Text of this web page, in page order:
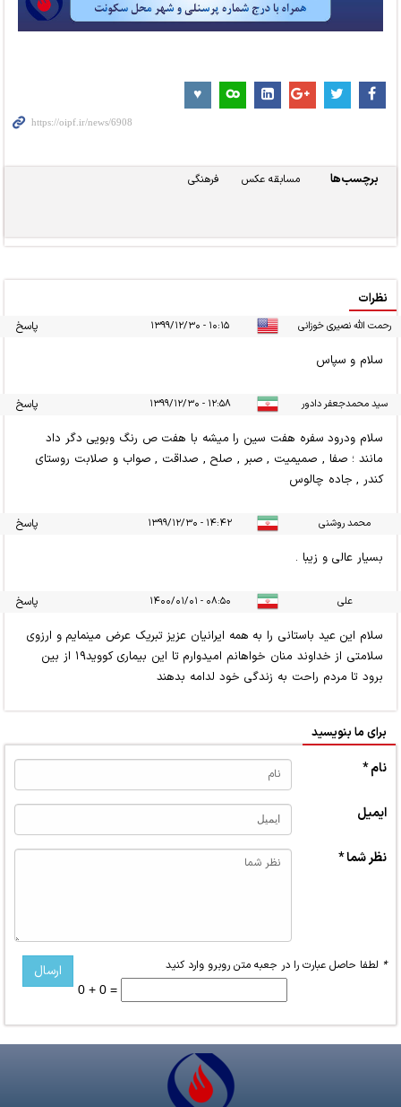
برچسب‌ها مسابقه عکس فرهنگی
نظرات
رحمت الله نصیری خوزانی ۱۰:۱۵ - ۱۳۹۹/۱۲/۳۰ پاسخ
سلام و سپاس
سید محمدجعفر دادور ۱۲:۵۸ - ۱۳۹۹/۱۲/۳۰ پاسخ
سلام ودرود سفره هفت سین را میشه با هفت ص رنگ وبویی دگر داد
مانند ؛ صفا , صمیمیت , صبر , صلح , صداقت , صواب و صلابت روستای
کندر , جاده چالوس
محمد روشنی ۱۴:۴۲ - ۱۳۹۹/۱۲/۳۰ پاسخ
بسیار عالی و زیبا .
علی ۰۸:۵۰ - ۱۴۰۰/۰۱/۰۱ پاسخ
سلام این عید باستانی را به همه ایرانیان عزیز تبریک عرض مینمایم و ارزوی
سلامتی از خداوند منان خواهانم امیدوارم تا این بیماری کووید۱۹ از بین
برود تا مردم راحت به زندگی خود لدامه بدهند
برای ما بنویسید
نام *
ایمیل
نظر شما *
* لطفا حاصل عبارت را در جعبه متن روبرو وارد کنید
0 + 0 =